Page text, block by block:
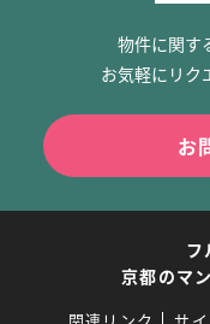
物件に関す
お気軽にリク
お
フ
京都のマ
関連リンク サ